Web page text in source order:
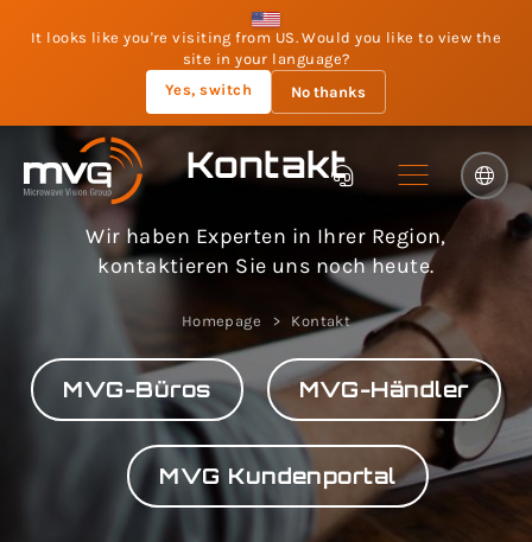
It looks like you're visiting from US. Would you like to view the
site in your language?
Yes, switch
No thanks
Kontakt
Wir haben Experten in Ihrer Region,
kontaktieren Sie uns noch heute.
Homepage Kontakt
MVG-Büros MVG-Händler
MVG Kundenportal